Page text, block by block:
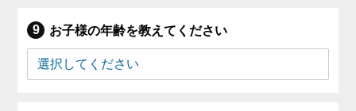
お子様の年齢を教えてください